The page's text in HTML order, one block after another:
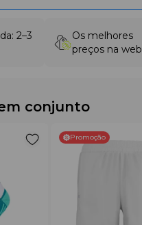
2–3
Os melhores
preços na web
conjunto
Promoção